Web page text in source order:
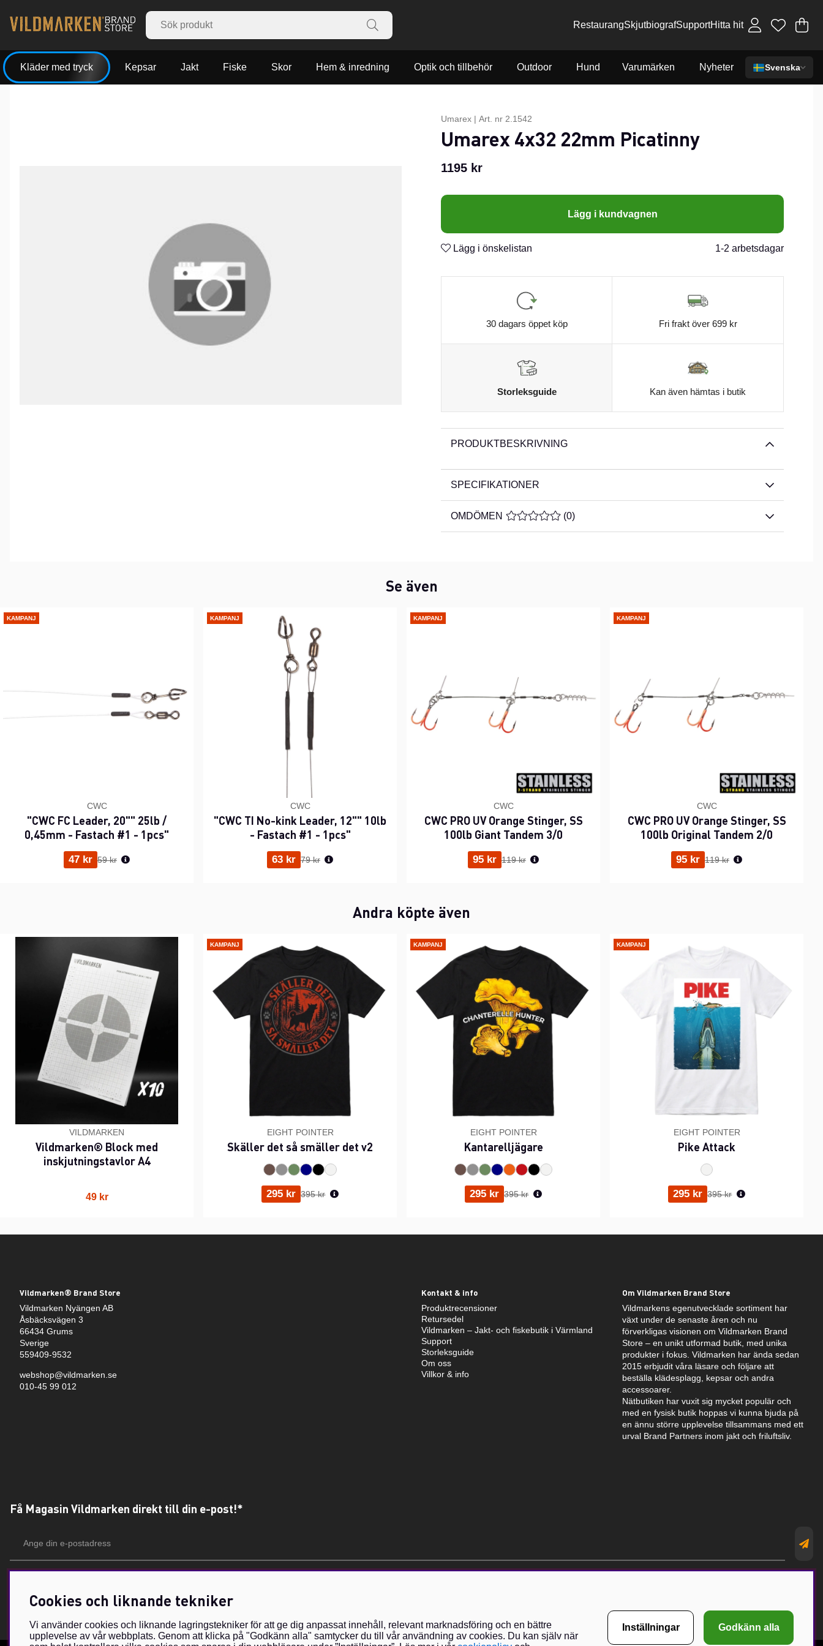
RestaurangSkjutbiografSupportHitta hit .
Kläder med tryck Kepsar Jakt Fiske Skor Hem & inredning Optik och tillbehör Outdoor Hund Varumärken Nyheter Svenska
Umarex | Art. nr 2.1542
Umarex 4x32 22mm Picatinny
1195 kr
Lägg i kundvagnen
Lägg i önskelistan 1-2 arbetsdagar
30 dagars öppet köp Fri frakt över 699 kr
Storleksguide Kan även hämtas i butik
PRODUKTBESKRIVNING
SPECIFIKATIONER
OMDÖMEN MEDELBETYG 0 AV 5 ANTAL BETYG 0
(0)
Se även
KAMPANJ
CWC
"CWC FC Leader, 20"" 25lb /
0,45mm - Fastach #1 - 1pcs"
47 kr Ordinarie pris:
59 kr
KAMPANJ
CWC
"CWC TI No-kink Leader, 12"" 10lb
- Fastach #1 - 1pcs"
63 kr Ordinarie pris:
79 kr
KAMPANJ
CWC
CWC PRO UV Orange Stinger, SS
100lb Giant Tandem 3/0
95 kr Ordinarie pris:
119 kr
KAMPANJ
CWC
CWC PRO UV Orange Stinger, SS
100lb Original Tandem 2/0
95 kr Ordinarie pris:
119 kr
Andra köpte även
VILDMARKEN
Vildmarken® Block med
inskjutningstavlor A4
49 kr
KAMPANJ
EIGHT POINTER
Skäller det så smäller det v2
295 kr Ordinarie pris:
395 kr
KAMPANJ
EIGHT POINTER
Kantarelljägare
295 kr Ordinarie pris:
395 kr
KAMPANJ
EIGHT POINTER
Pike Attack
295 kr Ordinarie pris:
395 kr
Vildmarken® Brand Store
Vildmarken Nyängen AB
Åsbäcksvägen 3
66434 Grums
Sverige
559409-9532
webshop@vildmarken.se
010-45 99 012
Kontakt & info
Produktrecensioner
Retursedel
Vildmarken – Jakt- och fiskebutik i Värmland
Support
Storleksguide
Om oss
Villkor & info
Om Vildmarken Brand Store
Vildmarkens egenutvecklade sortiment har
växt under de senaste åren och nu
förverkligas visionen om Vildmarken Brand
Store – en unikt utformad butik, med unika
produkter i fokus. Vildmarken har ända sedan
2015 erbjudit våra läsare och följare att
beställa klädesplagg, kepsar och andra
accessoarer.
Nätbutiken har vuxit sig mycket populär och
med en fysisk butik hoppas vi kunna bjuda på
en ännu större upplevelse tillsammans med ett
urval Brand Partners inom jakt och friluftsliv.
Få Magasin Vildmarken direkt till din e-post!*
postadress
Cookies och liknande tekniker
Vi använder cookies och liknande lagringstekniker för att ge dig anpassat innehåll, relevant marknadsföring och en bättre
upplevelse av vår webbplats. Genom att klicka på "Godkänn alla" samtycker du till vår användning av cookies. Du kan själv när
Inställningar Godkänn alla